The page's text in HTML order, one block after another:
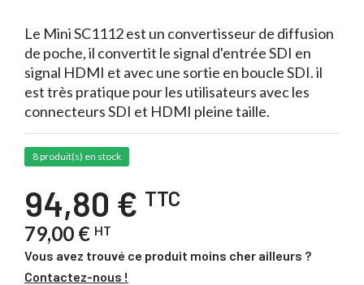
Le Mini SC1112 est un convertisseur de diffusion
de poche, il convertit le signal d'entrée SDI en
signal HDMI et avec une sortie en boucle SDI. il
est très pratique pour les utilisateurs avec les
connecteurs SDI et HDMI pleine taille.
8 produit(s) en stock
94,80 € TTC
79,00 € HT
Vous avez trouvé ce produit moins cher ailleurs ?
Contactez-nous !